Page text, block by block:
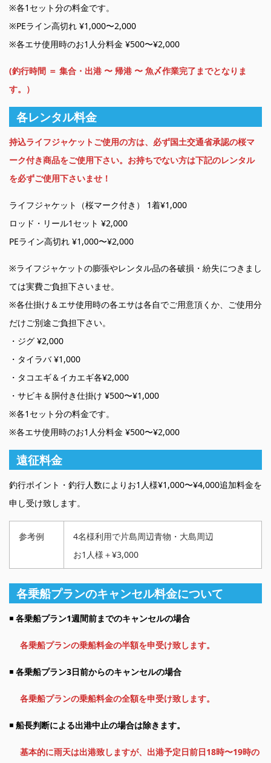
※各1セット分の料金です。
※PEライン高切れ ¥1,000〜2,000
※各エサ使用時のお1人分料金 ¥500〜¥2,000
(釣行時間 ＝ 集合・出港 〜 帰港 〜 魚〆作業完了までとなりま
す。）
各レンタル料金
持込ライフジャケットご使用の方は、必ず国土交通省承認の桜マ
ーク付き商品をご使用下さい。お持ちでない方は下記のレンタル
を必ずご使用下さいませ！
ライフジャケット（桜マーク付き） 1着¥1,000
ロッド・リール1セット ¥2,000
PEライン高切れ ¥1,000〜¥2,000
※ライフジャケットの膨張やレンタル品の各破損・紛失につきまし
ては実費ご負担下さいませ。
※各仕掛け＆エサ使用時の各エサは各自でご用意頂くか、ご使用分
だけご別途ご負担下さい。
・ジグ ¥2,000
・タイラバ ¥1,000
・タコエギ＆イカエギ各¥2,000
・サビキ＆胴付き仕掛け ¥500〜¥1,000
※各1セット分の料金です。
※各エサ使用時のお1人分料金 ¥500〜¥2,000
遠征料金
釣行ポイント・釣行人数によりお1人様¥1,000〜¥4,000追加料金を
申し受け致します。
参考例
4名様利用で片島周辺青物・大島周辺
お1人様＋¥3,000
各乗船プランのキャンセル料金について
◾️ 各乗船プラン1週間前までのキャンセルの場合
各乗船プランの乗船料金の半額を申受け致します。
◾️ 各乗船プラン3日前からのキャンセルの場合
各乗船プランの乗船料金の全額を申受け致します。
◾️ 船長判断による出港中止の場合は除きます。
基本的に雨天は出港致しますが、出港予定日前日18時〜19時の